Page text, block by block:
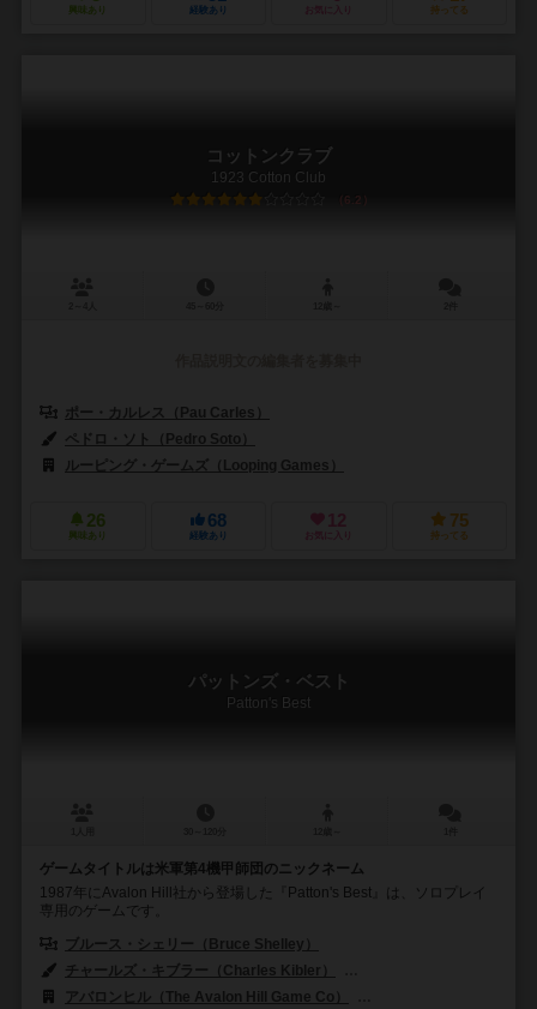
興味あり 経験あり お気に入り 持ってる
コットンクラブ
1923 Cotton Club
6.2
ポー・カルレス（Pau Carles）
ペドロ・ソト（Pedro Soto）
ルーピング・ゲームズ（Looping Games）
26
興味あり
68
経験あり
12
お気に入り
75
持ってる
パットンズ・ベスト
Patton's Best
ゲームタイトルは米軍第4機甲師団のニックネーム
1987年にAvalon Hill社から登場した『Patton's Best』は、ソロプレイ
専用のゲームです。
ブルース・シェリー（Bruce Shelley）
チャールズ・キブラー（Charles Kibler）
アバロンヒル（The Avalon Hill Game Co）